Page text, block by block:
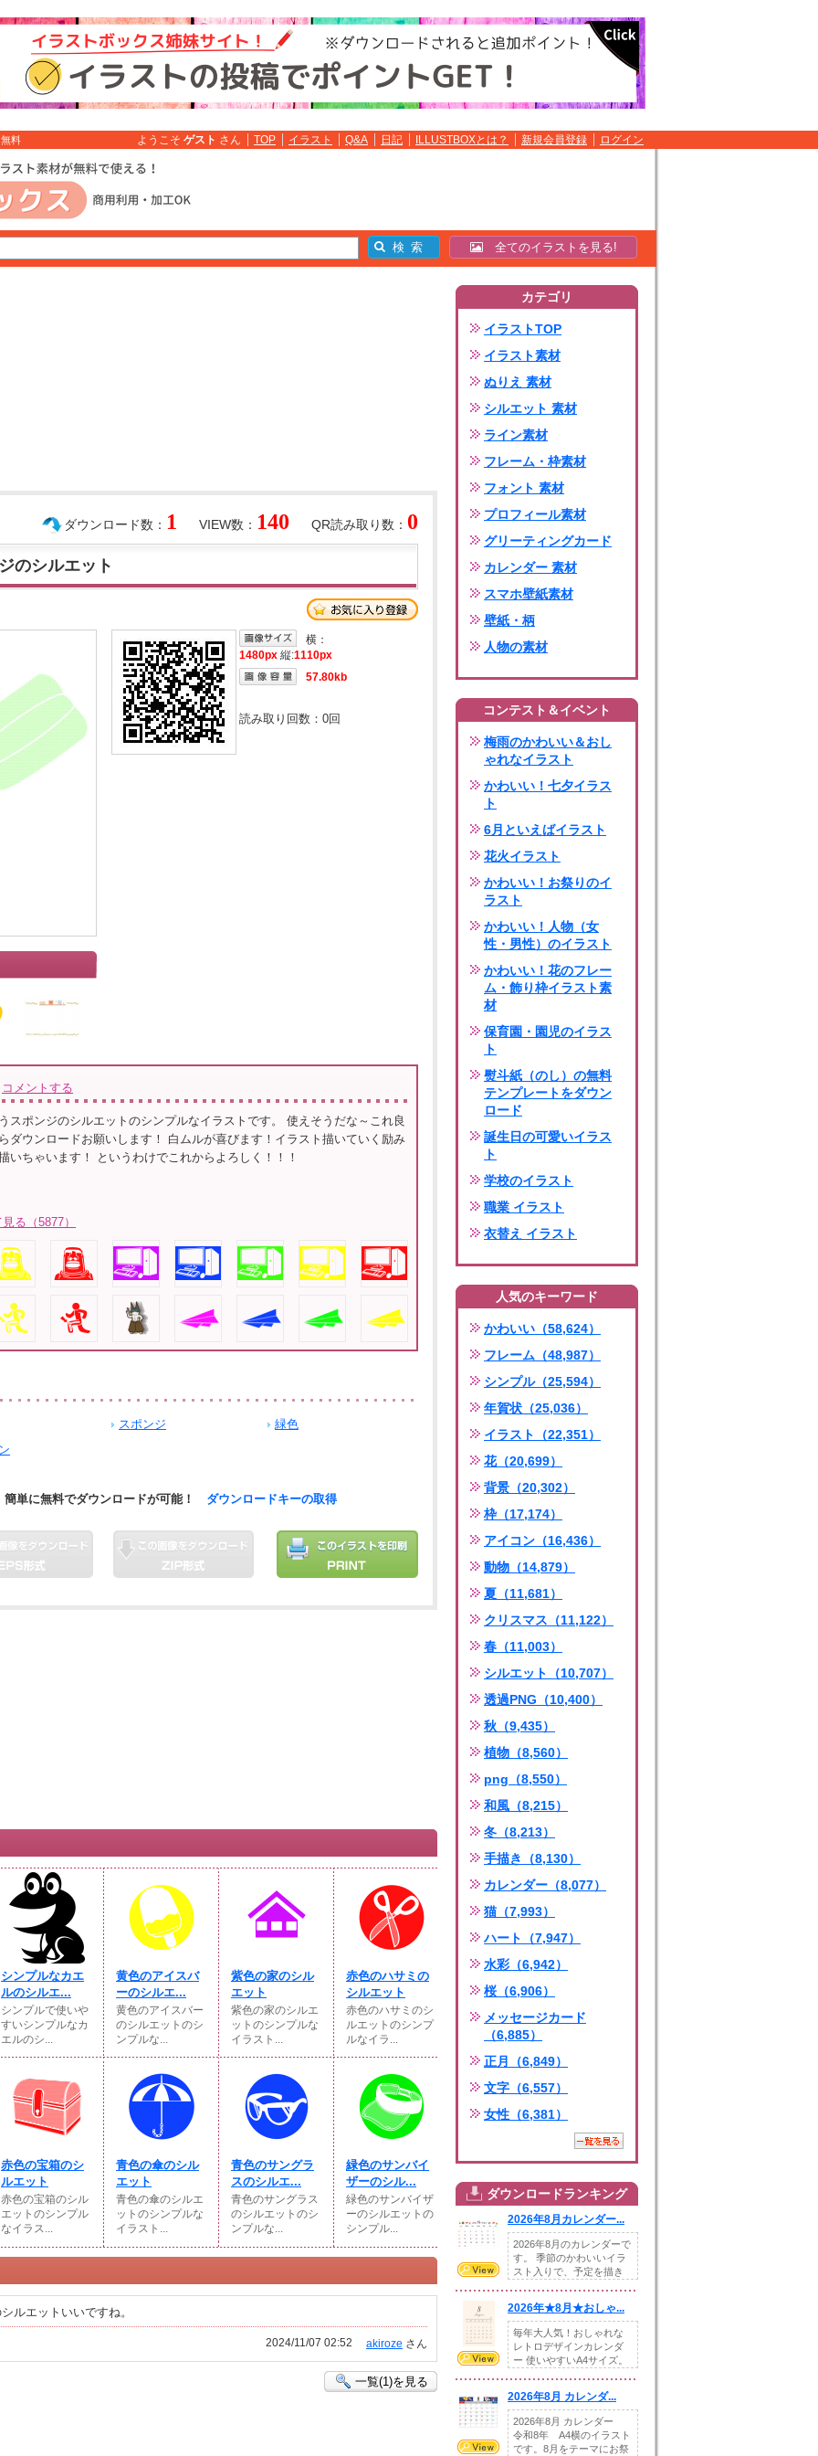
料 ようこそ ゲスト さん TOP イラスト Q&A 日記 ILLUSTBOXとは？ 新規会員登録 ログイン
全てのイラストを見る!
QR読み取り数： 0
VIEW数： 140
ダウンロード数： 1
のシルエット
横：
1480px 縦:1110px
57.80kb
読み取り回数： 0回
コメントする
スポンジのシルエットのシンプルなイラストです。 使えそうだな～これ良
ダウンロードお願いします！ 白ムルが喜びます！イラスト描いていく励み
いちゃいます！ というわけでこれからよろしく！！！
る（5877）
スポンジ
緑色
単に無料でダウンロードが可能！ ダウンロードキーの取得
シンプルなカエ
ルのシルエ...
シンプルで使いや
すいシンプルなカ
エルのシ...
黄色のアイスバ
ーのシルエ...
黄色のアイスバー
のシルエットのシ
ンプルな...
紫色の家のシル
エット
紫色の家のシルエ
ットのシンプルな
イラスト...
赤色のハサミの
シルエット
赤色のハサミのシ
ルエットのシンプ
ルなイラ...
赤色の宝箱のシ
ルエット
赤色の宝箱のシル
エットのシンプル
なイラス...
青色の傘のシル
エット
青色の傘のシルエ
ットのシンプルな
イラスト...
青色のサングラ
スのシルエ...
青色のサングラス
のシルエットのシ
ンプルな...
緑色のサンバイ
ザーのシル...
緑色のサンバイザ
ーのシルエットの
シンプル...
ルエットいいですね。
akiroze さん
2024/11/07 02:52
一覧(1)を見る
カテゴリ
イラストTOP
イラスト素材
ぬりえ 素材
シルエット 素材
ライン素材
フレーム・枠素材
フォント 素材
プロフィール素材
グリーティングカード
カレンダー 素材
スマホ壁紙素材
壁紙・柄
人物の素材
コンテスト＆イベント
梅雨のかわいい＆おし
ゃれなイラスト
かわいい！七夕イラス
ト
6月といえばイラスト
花火イラスト
かわいい！お祭りのイ
ラスト
かわいい！人物（女
性・男性）のイラスト
かわいい！花のフレー
ム・飾り枠イラスト素
材
保育園・園児のイラス
ト
熨斗紙（のし）の無料
テンプレートをダウン
ロード
誕生日の可愛いイラス
ト
学校のイラスト
職業 イラスト
衣替え イラスト
人気のキーワード
かわいい（58,624）
フレーム（48,987）
シンプル（25,594）
年賀状（25,036）
イラスト（22,351）
花（20,699）
背景（20,302）
枠（17,174）
アイコン（16,436）
動物（14,879）
夏（11,681）
クリスマス（11,122）
春（11,003）
シルエット（10,707）
透過PNG（10,400）
秋（9,435）
植物（8,560）
png（8,550）
和風（8,215）
冬（8,213）
手描き（8,130）
カレンダー（8,077）
猫（7,993）
ハート（7,947）
水彩（6,942）
桜（6,906）
メッセージカード
（6,885）
正月（6,849）
文字（6,557）
女性（6,381）
ダウンロードランキング
2026年8月カレンダー...
2026年8月のカレンダーで
す。 季節のかわいいイラ
スト入りで、予定を描き
2026年★8月★おしゃ...
毎年大人気！おしゃれな
レトロデザインカレンダ
ー 使いやすいA4サイズ。
2026年8月 カレンダ...
2026年8月 カレンダー
令和8年 A4横のイラスト
です。8月をテーマにお祭